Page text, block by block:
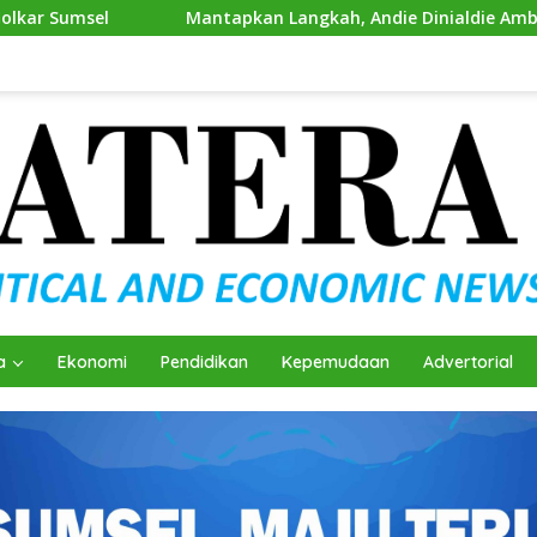
Langkah, Andie Dinialdie Ambil Formulir Pendaftaran
Ekonomi Pendidikan Kepemudaan Advertorial